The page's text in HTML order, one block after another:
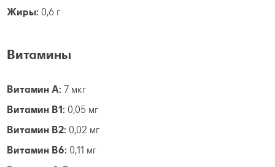
Жиры: 0,6 г
Витамины
Витамин А: 7 мкг
Витамин B1: 0,05 мг
Витамин B2: 0,02 мг
Витамин B6: 0,11 мг